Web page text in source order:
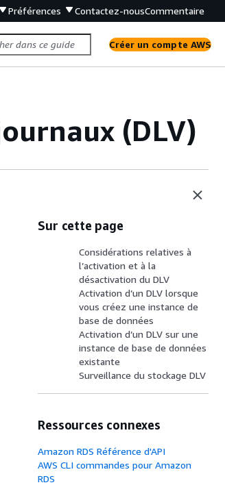
Préférences Contactez-nousCommentaire
Créer un compte AWS
(DLV)
Sur cette page
Considérations relatives à
l’activation et à la
désactivation du DLV
Activation d’un DLV lorsque
vous créez une instance de
base de données
Activation d’un DLV sur une
instance de base de données
existante
Surveillance du stockage DLV
Ressources connexes
Amazon RDS Référence d'API
AWS CLI commandes pour Amazon
RDS